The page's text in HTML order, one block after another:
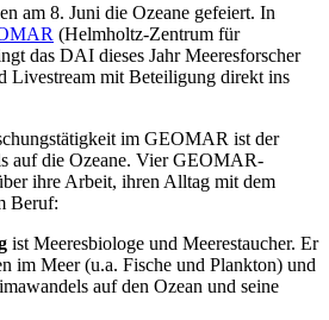
am 8. Juni die Ozeane gefeiert. In
(Helmholtz-Zentrum für
das DAI dieses Jahr Meeresforscher
Livestream mit Beteiligung direkt ins
im GEOMAR ist der
auf die Ozeane. Vier GEOMAR-
ihre Arbeit, ihren Alltag mit dem
Beruf:
ist Meeresbiologe und Meerestaucher. Er
im Meer (u.a. Fische und Plankton) und
auf den Ozean und seine